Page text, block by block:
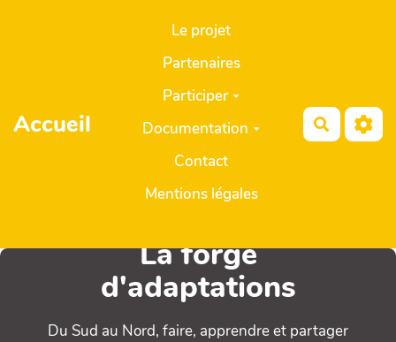
Aller au contenu principal
Accueil
Le projet
Partenaires
Participer
Documentation
Contact
Mentions légales
La forge
d'adaptations
Du Sud au Nord, faire, apprendre et partager